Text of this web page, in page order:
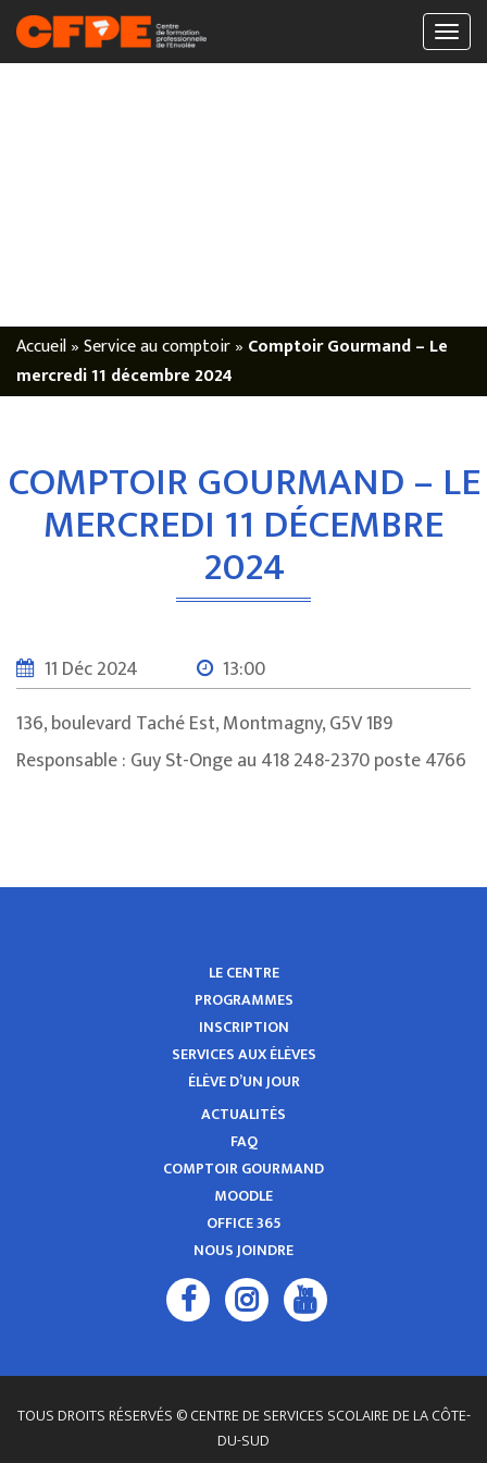
Accueil»Service au comptoir» Comptoir Gourmand – Le
mercredi 11 décembre 2024
COMPTOIR GOURMAND – LE
MERCREDI 11 DÉCEMBRE
2024
11 Déc 2024
13:00
136, boulevard Taché Est, Montmagny, G5V 1B9
Responsable : Guy St-Onge au 418 248-2370 poste 4766
LE CENTRE
PROGRAMMES
INSCRIPTION
SERVICES AUX ÉLÈVES
ÉLÈVE D’UN JOUR
ACTUALITÉS
FAQ
COMPTOIR GOURMAND
MOODLE
OFFICE 365
NOUS JOINDRE
TOUS DROITS RÉSERVÉS © CENTRE DE SERVICES SCOLAIRE DE LA CÔTE-
DU-SUD